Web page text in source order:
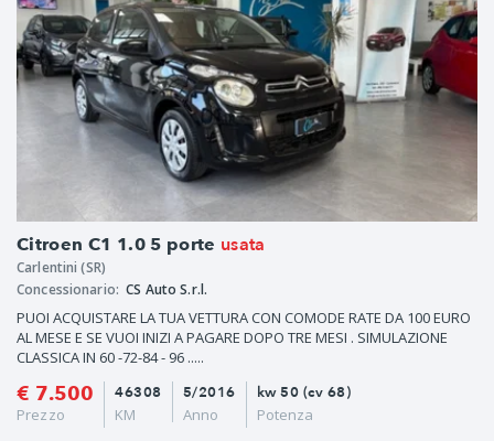
Citroen C1 1.0 5 porte usata
Carlentini (SR)
Concessionario: CS Auto S.r.l.
PUOI ACQUISTARE LA TUA VETTURA CON COMODE RATE DA 100 EURO
AL MESE E SE VUOI INIZI A PAGARE DOPO TRE MESI . SIMULAZIONE
CLASSICA IN 60 -72-84 - 96 .....
€ 7.500
Prezzo
5/2016
Anno
46308
KM
kw 50 (cv 68)
Potenza